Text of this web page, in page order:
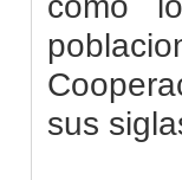
sus